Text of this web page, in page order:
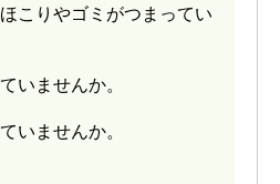
こりやゴミがつまってい
いませんか。
いませんか。